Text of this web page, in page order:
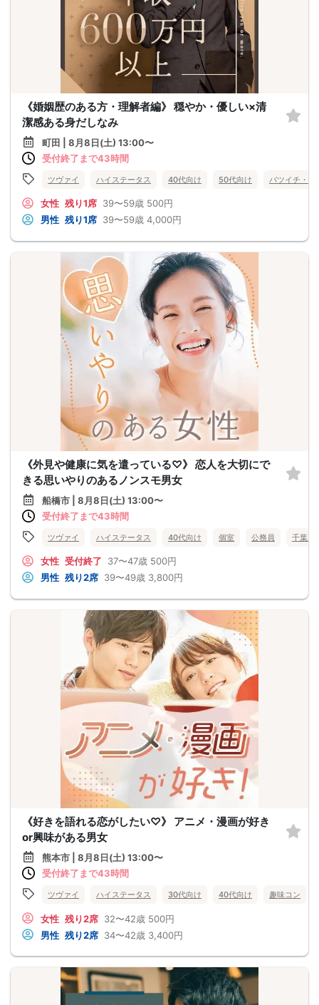
《婚姻歴のある方・理解者編》 穏やか・優しい×清
潔感ある身だしなみ
町田 | 8月8日(土) 13:00〜
受付終了まで43時間
ツヴァイ ハイステータス 40代向け 50代向け バツイチ・再
女性 残り1席 39〜59歳 500円
男性 残り1席 39〜59歳 4,000円
《外見や健康に気を遣っている♡》 恋人を大切にで
きる思いやりのあるノンスモ男女
船橋市 | 8月8日(土) 13:00〜
受付終了まで43時間
ツヴァイ ハイステータス 40代向け 個室 公務員 千葉県
女性 受付終了 37〜47歳 500円
男性 残り2席 39〜49歳 3,800円
《好きを語れる恋がしたい♡》 アニメ・漫画が好き
or興味がある男女
熊本市 | 8月8日(土) 13:00〜
受付終了まで43時間
ツヴァイ ハイステータス 30代向け 40代向け 趣味コン
女性 残り2席 32〜42歳 500円
男性 残り2席 34〜42歳 3,400円